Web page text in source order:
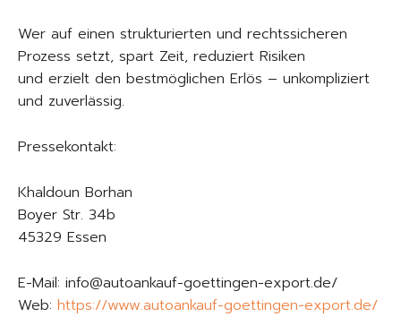
Wer auf einen strukturierten und rechtssicheren
Prozess setzt, spart Zeit, reduziert Risiken
und erzielt den bestmöglichen Erlös – unkompliziert
und zuverlässig.
Pressekontakt:
Khaldoun Borhan
Boyer Str. 34b
45329 Essen
E-Mail: info@autoankauf-goettingen-export.de/
Web: https://www.autoankauf-goettingen-export.de/